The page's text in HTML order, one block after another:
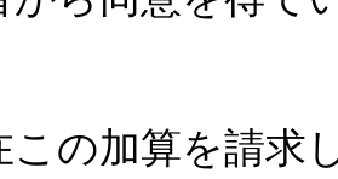
この加算を請求